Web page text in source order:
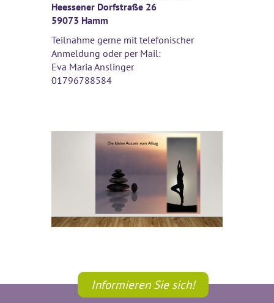
Heessener Dorfstraße 26
59073 Hamm
Teilnahme gerne mit telefonischer
Anmeldung oder per Mail:
Eva Maria Anslinger
01796788584
Informieren Sie sich!